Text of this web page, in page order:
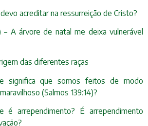
acreditar na ressurreição de Cristo?
– A árvore de natal me deixa vulnerável
das diferentes raças
significa que somos feitos de modo
(Salmos 139:14)?
é arrependimento? É arrependimento